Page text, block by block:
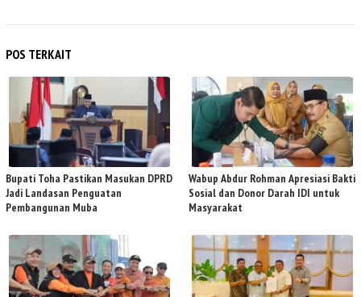
POS TERKAIT
Bupati Toha Pastikan Masukan DPRD
Jadi Landasan Penguatan
Pembangunan Muba
Wabup Abdur Rohman Apresiasi Bakti
Sosial dan Donor Darah IDI untuk
Masyarakat